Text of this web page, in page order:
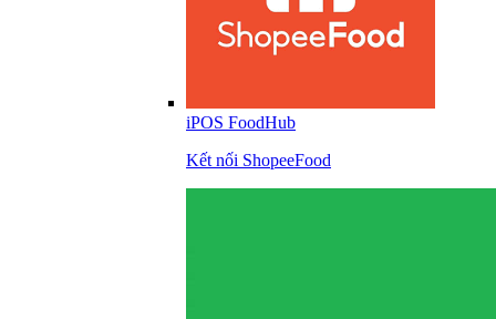
iPOS FoodHub
Kết nối ShopeeFood